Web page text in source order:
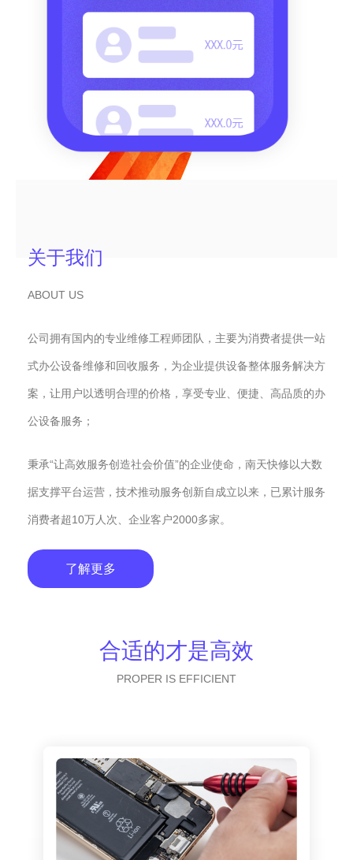
关于我们
ABOUT US
公司拥有国内的专业维修工程师团队，主要为消费者提供一站
式办公设备维修和回收服务，为企业提供设备整体服务解决方
案，让用户以透明合理的价格，享受专业、便捷、高品质的办
公设备服务；
秉承“让高效服务创造社会价值”的企业使命，南天快修以大数
据支撑平台运营，技术推动服务创新自成立以来，已累计服务
消费者超10万人次、企业客户2000多家。
了解更多
合适的才是高效
PROPER IS EFFICIENT